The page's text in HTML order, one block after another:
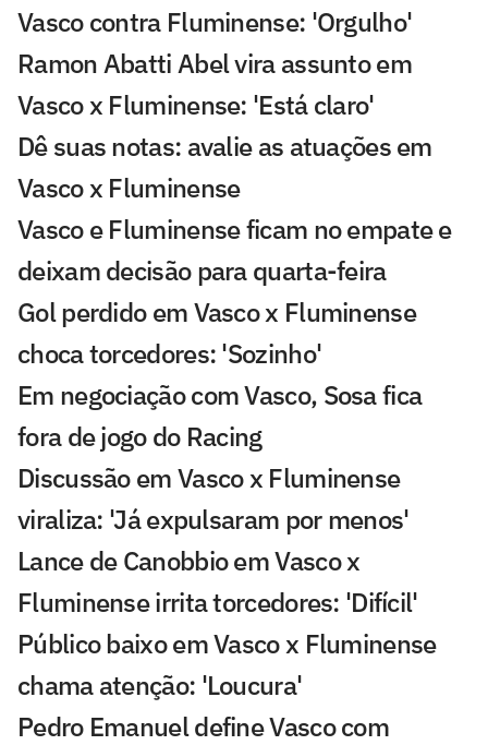
Vasco contra Fluminense: 'Orgulho'
Ramon Abatti Abel vira assunto em
Vasco x Fluminense: 'Está claro'
Dê suas notas: avalie as atuações em
Vasco x Fluminense
Vasco e Fluminense ficam no empate e
deixam decisão para quarta-feira
Gol perdido em Vasco x Fluminense
choca torcedores: 'Sozinho'
Em negociação com Vasco, Sosa fica
fora de jogo do Racing
Discussão em Vasco x Fluminense
viraliza: 'Já expulsaram por menos'
Lance de Canobbio em Vasco x
Fluminense irrita torcedores: 'Difícil'
Público baixo em Vasco x Fluminense
chama atenção: 'Loucura'
Pedro Emanuel define Vasco com